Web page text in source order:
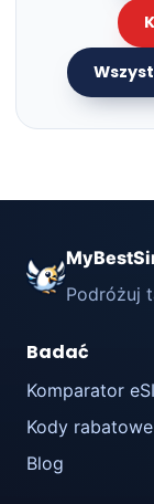
Podróżuj
Badać
Komparator
Kody rabatowe
Blog